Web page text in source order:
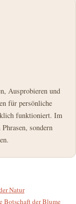
Ausprobieren und
für persönliche
funktioniert. Im
sondern
Natur
der Blume